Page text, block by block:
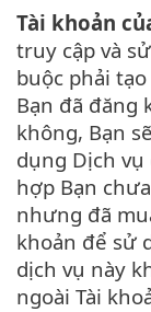
Tài khoản
truy cập và
buộc phải
Bạn đã đăng
không, Bạn
dụng Dịch
hợp Bạn
nhưng đã
khoản để sử
dịch vụ này
ngoài Tài